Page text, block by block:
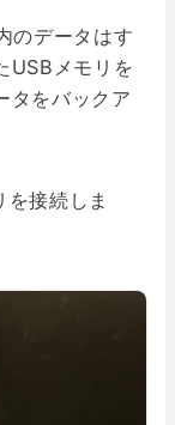
のデータはす
USBメモリを
タをバックア
接続しま